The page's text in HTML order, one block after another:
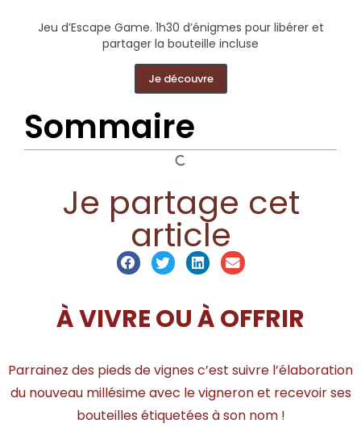
Jeu d’Escape Game. 1h30 d’énigmes pour libérer et
partager la bouteille incluse
Je découvre
Sommaire
Je partage cet
article
À VIVRE OU À OFFRIR
Parrainez des pieds de vignes c’est suivre l’élaboration
du nouveau millésime avec le vigneron et recevoir ses
bouteilles étiquetées à son nom !